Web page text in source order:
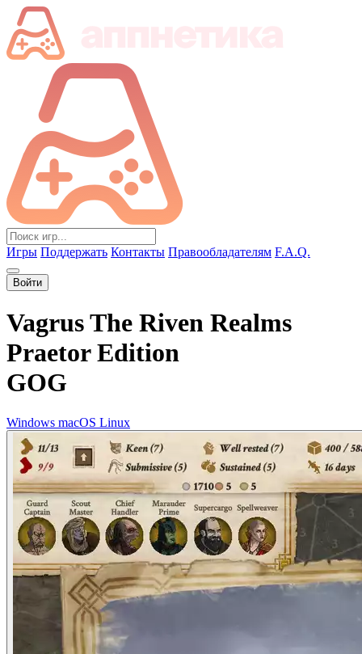
Игры Поддержать Контакты Правообладателям F.A.Q.
Войти
Vagrus The Riven Realms
Praetor Edition
GOG
Windows macOS Linux